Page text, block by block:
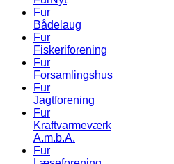
Fur
Bådelaug
Fur
Fiskeriforening
Fur
Forsamlingshus
Fur
Jagtforening
Fur
Kraftvarmeværk
A.m.b.A.
Fur